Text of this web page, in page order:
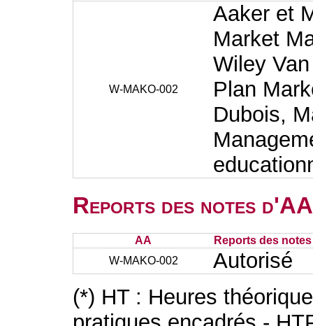
W-MAKO-002
Aaker et
Market
Wiley
Plan
Dubois,
Reports des notes
AA
Reports des
W-MAKO-002
Autorisé
(*) HT : Heures